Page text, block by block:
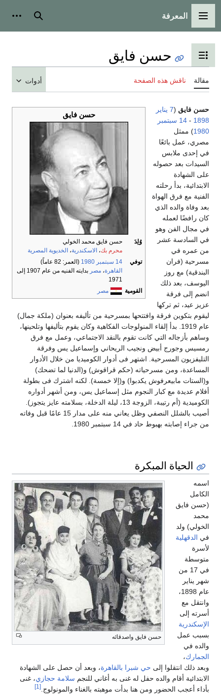
القائمة الرئيسية
المعرفة بحث
تبديل عرض جدول المحتويات
حسن فايق
مقالة ناقش هذه الصفحة أدوات
حسن فايق
وُلِدَ
حسن فايق محمد الخولي
محرم بك، الاسكندرية، الخديوية المصرية
توفي
14 سبتمبر 1980 (العمر: 82 عاماً)
القاهرة، مصر
بدايته الفنيه من عام 1907 إلى
1971
القومية
مصر
حسن فايق (7 يناير
1898
- 14 سبتمبر
1980) ممثل
مصري، عمل بائعًا
في إحدى ملابس
السيدات بعد حصوله
على الشهادة
الابتدائية، بدأ رحلته
الفنية مع فرق الهواة
بعد وفاة والده الذي
كان رافضًا لعمله
في مجال الفن وهو
في السادسة عشر
من عمره في
مسرحية (فران
البندقية) مع روز
اليوسف، بعد ذلك
انضم إلى فرقة
عزيز عيد، ثم تركها
ليقوم بتكوين فرقة وافتتحها بمسرحية من تأليفه بعنوان (ملكة جمال)
عام 1919. بدأ إلقاء المنولوجات الفكاهية وكان يقوم بتأليفها وتلحينها،
وساهم بأزجاله التي كانت تقوم بالنقد الاجتماعي، وعمل مع فرق
رمسيس وجورج أبيض ونجيب الريحاني وإسماعيل يس وفرقة
التليفزيون المسرحية. اشتهر فى أدوار الكوميديا من خلال الأدوار
المساعدة، ومن مسرحياته (حكم قراقوش) و(الدنيا لما تضحك)
و(الستات مابيعرفوش يكدبوا) و(إلا خمسة). لكنه اشترك فى بطولة
أفلام عديدة مع كبار النجوم مثل إسماعيل يس، ومن أشهر أدواره
الكوميدية (أم رتيبة، الزوجة 13، ليلة الدخلة، بسلامته عايز يتجوز).
أصيب بالشلل النصفي وظل يعاني منه على مدار 15 عامًا قبل وفاته
من جراء إصابته بهبوط حاد في 14 سبتمبر 1980.
الحياة المبكرة
حسن فايق واصدقائه
اسمه
الكامل
(حسن فايق
محمد
الخولي) ولد
في الدقهلية
لأسرة
متوسطة
في 17 من
شهر يناير
عام 1898،
وانتقل مع
أسرته إلى
الإسكندرية
بسبب عمل
والده في
الجمارك،
وبعد ذلك انتقلوا إلى حي شبرا بالقاهرة، وبعد أن حصل على الشهادة
الابتدائية أقام والده حفل له غنى به أغاني للنجم سلامة حجازي، غنى
بأداء أعجب الحضور ومن هنا بدأت موهبته بالغناء والمونولوج.[1]